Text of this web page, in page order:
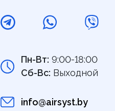
Пн-Вт: 9:00-18:00
Сб-Вс: Выходной
info@airsyst.by